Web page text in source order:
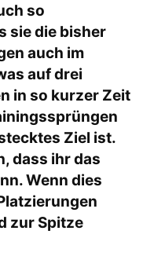
so
sie die bisher
auch im
auf drei
in so kurzer Zeit
Ziel ist.
dass ihr das
Wenn dies
zur Spitze